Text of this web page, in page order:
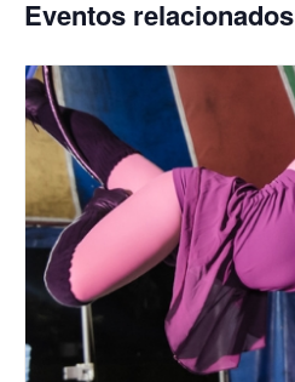
Eventos relacionados